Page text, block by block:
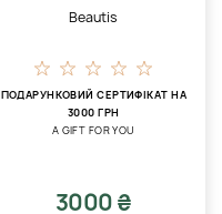
Beautis
ПОДАРУНКОВИЙ СЕРТИФІКАТ НА
3000 ГРН
A GIFT FOR YOU
3000 ₴